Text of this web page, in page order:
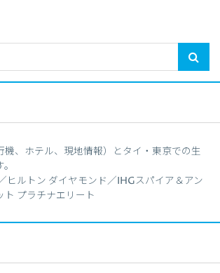
機、ホテル、現地情報）とタイ・東京での生
ヒルトン ダイヤモンド／IHGスパイア＆アン
ト プラチナエリート